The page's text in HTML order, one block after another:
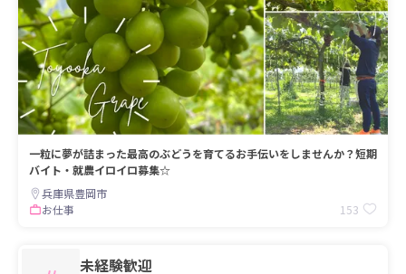
一粒に夢が詰まった最高のぶどうを育てるお手伝いをしませんか？短期
バイト・就農イロイロ募集☆
兵庫県豊岡市
お仕事
153
未経験歓迎